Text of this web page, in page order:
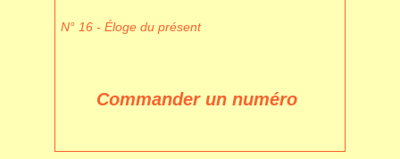
N° 16 - Éloge du présent
Commander un numéro